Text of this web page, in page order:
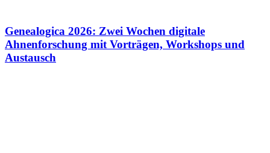
Genealogica 2026: Zwei Wochen digitale
Ahnenforschung mit Vorträgen, Workshops und
Austausch